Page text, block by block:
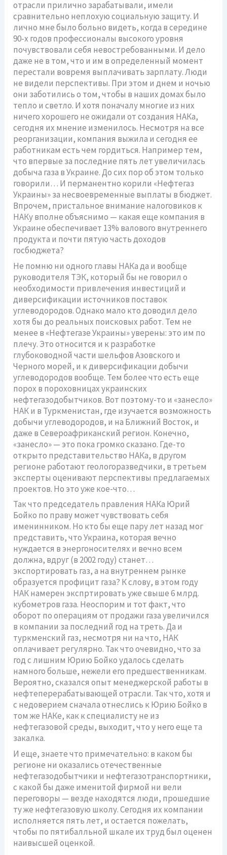
отрасли прилично зарабатывали, имели
сравнительно неплохую социальную защиту. И
лично мне было больно видеть, когда в середине
90-х годов профессионалы высокого уровня
почувствовали себя невостребованными. И дело
даже не в том, что и им в определенный момент
перестали вовремя выплачивать зарплату. Люди
не видели перспективы. При этом и днем и ночью
они заботились о том, чтобы в наших домах было
тепло и светло. И хотя поначалу многие из них
ничего хорошего не ожидали от создания НАКа,
сегодня их мнение изменилось. Несмотря на все
реорганизации, компания выжила и сегодня ее
работникам есть чем гордиться. Например тем,
что впервые за последние пять лет увеличилась
добыча газа в Украине. До сих пор об этом только
говорили… И перманентно корили «Нефтегаз
Украины» за несвоевременные выплаты в бюджет.
Впрочем, пристальное внимание налоговиков к
НАКу вполне объяснимо — какая еще компания в
Украине обеспечивает 13% валового внутреннего
продукта и почти пятую часть доходов
госбюджета?
Не помню ни одного главы НАКа да и вообще
руководителя ТЭК, который бы не говорил о
необходимости привлечения инвестиций и
диверсификации источников поставок
углеводородов. Однако мало кто доводил дело
хотя бы до реальных поисковых работ. Тем не
менее в «Нефтегазе Украины» уверены: это им по
плечу. Это относится и к разработке
глубоководной части шельфов Азовского и
Черного морей, и к диверсификации добычи
углеводородов вообще. Тем более что есть еще
порох в пороховницах украинских
нефтегазодобытчиков. Вот поэтому-то и «занесло»
НАК и в Туркменистан, где изучается возможность
добычи углеводородов, и на Ближний Восток, и
даже в Североафриканский регион. Конечно,
«занесло» — это пока громко сказано. Где-то
открыто представительство НАКа, в другом
регионе работают геологоразведчики, в третьем
эксперты оценивают перспективы предлагаемых
проектов. Но это уже кое-что…
Так что председатель правления НАКа Юрий
Бойко по праву может чувствовать себя
именинником. Но кто бы еще пару лет назад мог
представить, что Украина, которая вечно
нуждается в энергоносителях и вечно всем
должна, вдруг (в 2002 году) станет…
экспортировать газ, а на внутреннем рынке
образуется профицит газа? К слову, в этом году
НАК намерен экспртировать уже свыше 6 млрд.
кубометров газа. Неоспорим и тот факт, что
оборот по операциям от продажи газа увеличился
в компании за последний год на треть. Да и
туркменский газ, несмотря ни на что, НАК
оплачивает регулярно. Так что очевидно, что за
год с лишним Юрию Бойко удалось сделать
намного больше, нежели его предшественникам.
Вероятно, сказался опыт менеджерской работы в
нефтеперерабатывающей отрасли. Так что, хотя и
с недоверием сначала отнеслись к Юрию Бойко в
том же НАКе, как к специалисту не из
нефтегазовой среды, выходит, что у него еще та
закалка.
И еще, знаете что примечательно: в каком бы
регионе ни оказались отечественные
нефтегазодобытчики и нефтегазотранспортники,
с какой бы даже именитой фирмой ни вели
переговоры — везде находятся люди, прошедшие
ту же нефтегазовую школу. Сегодня их компании
исполняется пять лет, и остается пожелать,
чтобы по пятибалльной шкале их труд был оценен
наивысшей оценкой.